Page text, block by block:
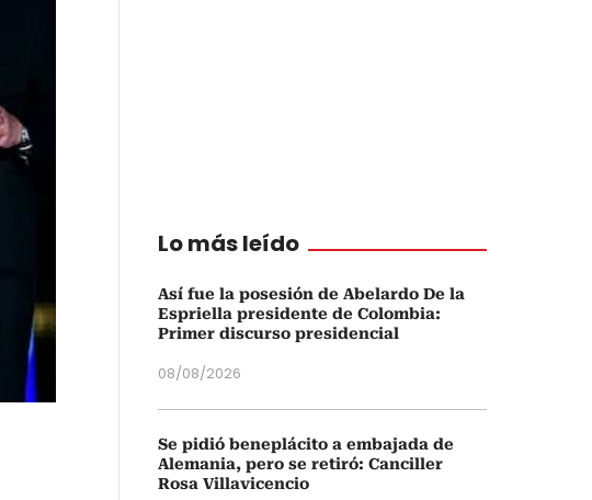
Lo más leído
Así fue la posesión de Abelardo De la
Espriella presidente de Colombia:
Primer discurso presidencial
08/08/2026
Se pidió beneplácito a embajada de
Alemania, pero se retiró: Canciller
Rosa Villavicencio